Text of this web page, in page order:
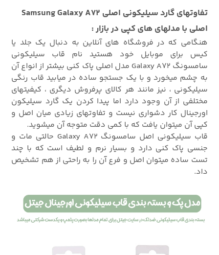
تفاوتهای گارد سیلیکونی اصلی Samsung Galaxy A72
اصلی با مدلهای های کپی در بازار :
هنگامی که در فروشگاه های آنلاین به دنبال یک جلد یا
کیس برای موبایل خود هستید نام قاب سیلیکونی
سامسونگ Galaxy A72 مدل اصلی پاک کنی بیشتر از انواع آن
به چشم میخورد و با یک جستجو ساده در میابید قاب رنگی
سیلیکونی ، نیز مانند هر کالای پرفروش دیگری ، کیفیتهای
مختلفی از آن وجود دارد اما پیدا کردن یک گارد سیلیکون
اورجینال کار دشواری نیست و تفاوتهای زیادی میان اصل و
کپی آن میتوان یافت که با کمی دقت متوجه آن میشوید.
قاب سیلیکونی اصل سامسونگ Galaxy A72 حالتی مات و
جنسی پاک کنی دارد و بسیار نرم و لطیف است که با چند
تست ساده میتوان اصل و فرع آن را به راحتی از هم تشخیص
داد.